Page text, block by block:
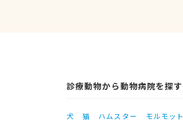
診療動物から動物病院を探す
犬 猫 ハムスター モルモット